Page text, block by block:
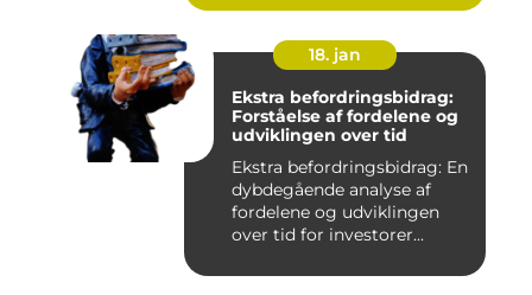
18. jan
Ekstra befordringsbidrag:
Forståelse af fordelene og
udviklingen over tid
Ekstra befordringsbidrag: En
dybdegående analyse af
fordelene og udviklingen
over tid for investorer...